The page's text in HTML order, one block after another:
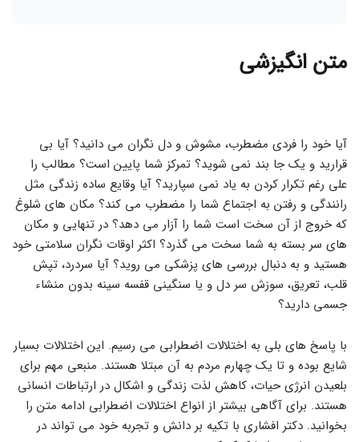
متن انگیزشی
آیا خود را فردی مضطرب، مشوش و دل نگران می دانید؟ آیا بی
قرارید و یک جا بند نمی شوید؟ تمرکز شما پایین است؟ مطالب را
علی رغم تکرار کردن به یاد نمی سپارید؟ آیا وقایع ساده زندگی مثل
رانندگی و رفتن به اجتماع شما را مضطرب می کند؟ مکان های شلوغ
که خروج از آن سخت است شما را آزار می دهد؟ در تنهایی و مکان
های سر بسته به شما سخت می گذرد؟ اکثر اوقات نگران سلامتی خود
هستید و به دنبال بررسی های پزشکی می روید؟ آیا سردرد، تپش
قلب، تعریق، سوزش سر دل و یا سنگینی قفسه سینه بدون منشاء
جسمی دارید؟
با پاسخ های بلی به اختلالات اضطرابی می رسیم. این اختلالات بسیار
شایع بوده و تا یک چهارم مردم به آن مبتلا هستند. منبعی مهم برای
بلعیدن انرژی حیات، کاهش لذت زندگی و اشکال در ارتباطات انسانی
هستند. برای آگاهی بیشتر از انواع اختلالات اضطرابی ادامه متن را
بخوانید. دکتر افشاری با تکیه بر دانش و تجربه خود می تواند در